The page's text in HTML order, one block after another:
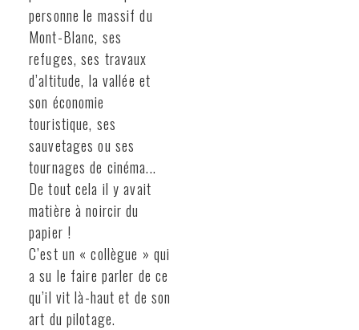
personne le massif du
Mont-Blanc, ses
refuges, ses travaux
d’altitude, la vallée et
son économie
touristique, ses
sauvetages ou ses
tournages de cinéma...
De tout cela il y avait
matière à noircir du
papier !
C’est un « collègue » qui
a su le faire parler de ce
qu’il vit là-haut et de son
art du pilotage.